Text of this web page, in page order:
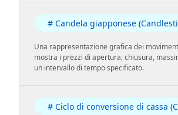
# Candela giapponese
Una rappresentazione grafica dei
mostra i prezzi di apertura, chiusura,
un intervallo di tempo specificato.
# Ciclo di conversione di cassa